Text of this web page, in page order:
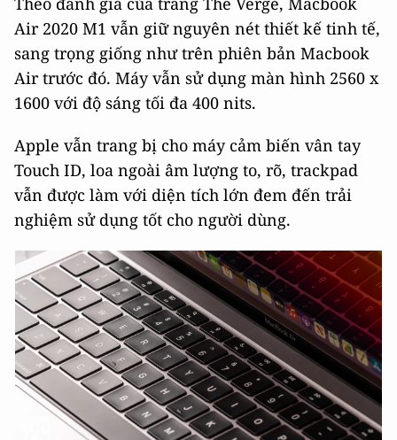
Air 2020 M1 vẫn giữ nguyên nét thiết kế tinh tế,
sang trọng giống như trên phiên bản Macbook
Air trước đó. Máy vẫn sử dụng màn hình 2560 x
1600 với độ sáng tối đa 400 nits.
Apple vẫn trang bị cho máy cảm biến vân tay
Touch ID, loa ngoài âm lượng to, rõ, trackpad
vẫn được làm với diện tích lớn đem đến trải
nghiệm sử dụng tốt cho người dùng.